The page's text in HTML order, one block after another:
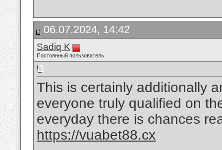
06.07.2024, 14:42
Sadiq K
Постоянный пользователь
This is certainly additionally
everyone truly qualified on
everyday there is chances
https://vuabet88.cx